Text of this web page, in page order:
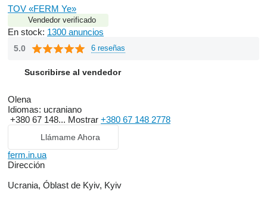
TOV «FERM Ye»
Vendedor verificado
En stock: 1300 anuncios
5.0 6 reseñas
Suscribirse al vendedor
Olena
Idiomas: ucraniano
+380 67 148... Mostrar +380 67 148 2778
Llámame Ahora
ferm.in.ua
Dirección
Ucrania, Óblast de Kyiv, Kyiv